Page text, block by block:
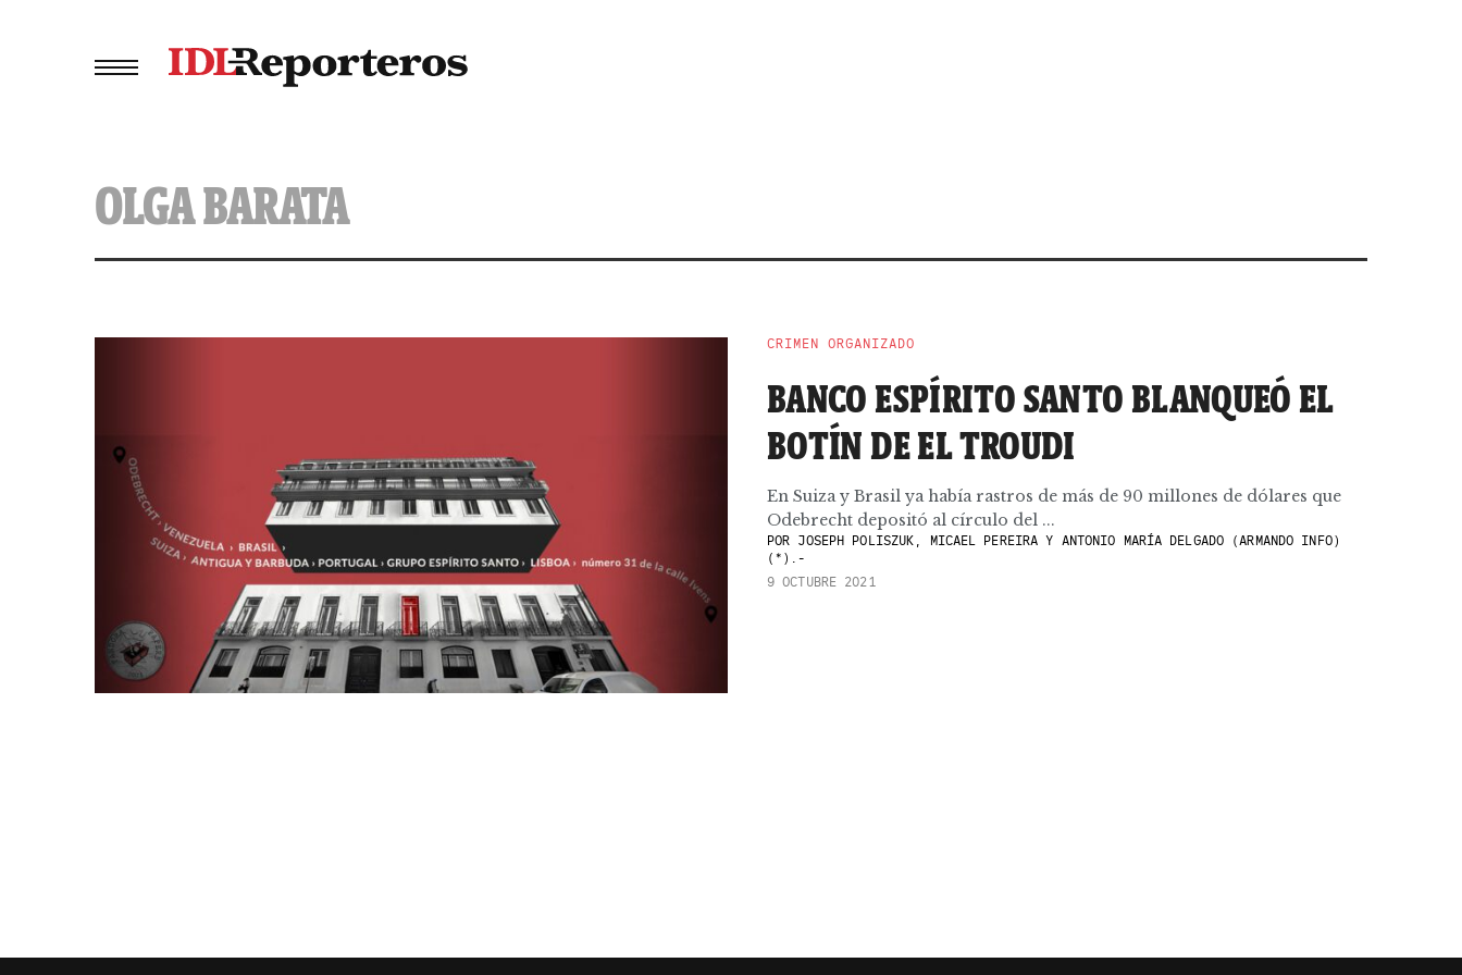
OLGA BARATA
CRIMEN ORGANIZADO
BANCO ESPÍRITO SANTO BLANQUEÓ EL
BOTÍN DE EL TROUDI
En Suiza y Brasil ya había rastros de más de 90 millones de dólares que
Odebrecht depositó al círculo del ...
POR JOSEPH POLISZUK, MICAEL PEREIRA Y ANTONIO MARÍA DELGADO (ARMANDO INFO)
(*).-
9 OCTUBRE 2021